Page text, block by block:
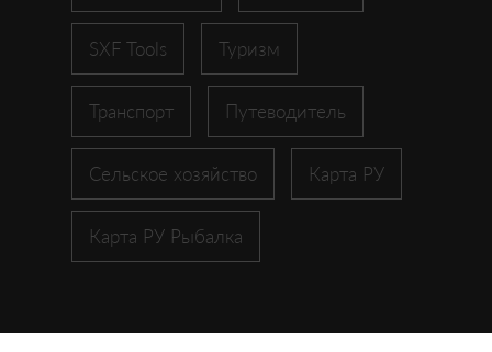
SXF Tools Туризм
Транспорт Путеводитель
Сельское хозяйство Карта РУ
Карта РУ Рыбалка